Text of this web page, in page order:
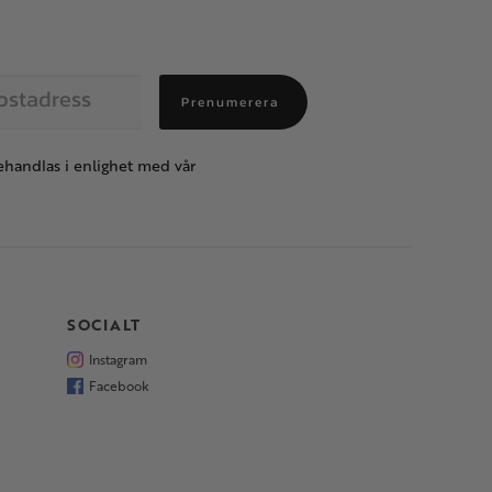
Prenumerera
i enlighet med vår
SOCIALT
Instagram
Facebook